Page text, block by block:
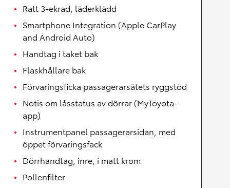
Ratt 3-ekrad, läderklädd
Smartphone Integration (Apple CarPlay
and Android Auto)
Handtag i taket bak
Flaskhållare bak
Förvaringsficka passagerarsätets ryggstöd
Notis om låsstatus av dörrar (MyToyota-
app)
Instrumentpanel passagerarsidan, med
öppet förvaringsfack
Dörrhandtag, inre, i matt krom
Pollenfilter